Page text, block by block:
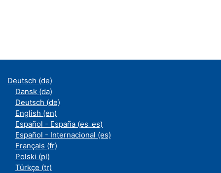
Deutsch ‎(de)‎
Dansk ‎(da)‎
Deutsch ‎(de)‎
English ‎(en)‎
Español - España ‎(es_es)‎
Español - Internacional ‎(es)‎
Français ‎(fr)‎
Polski ‎(pl)‎
Türkçe ‎(tr)‎